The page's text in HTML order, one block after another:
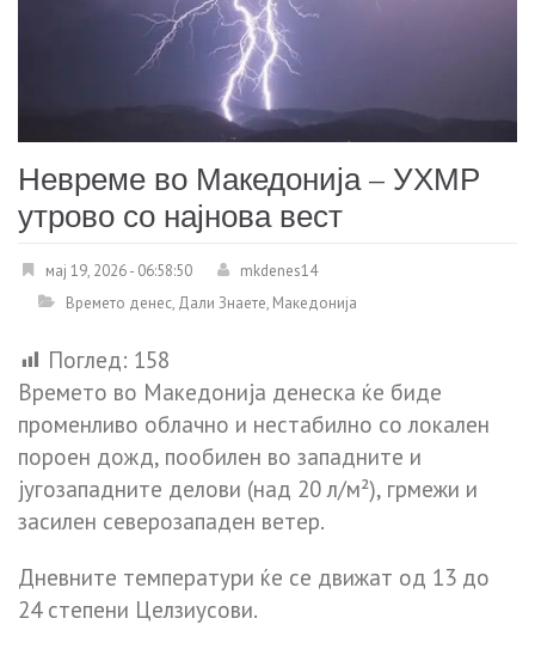
Невреме во Македонија – УХМР
утрово со најнова вест
мај 19, 2026 - 06:58:50
mkdenes14
Времето денес, Дали Знаете, Македонија
Поглед: 158
Времето во Македонија денеска ќе биде
променливо облачно и нестабилно со локален
пороен дожд, пообилен во западните и
југозападните делови (над 20 л/м²), грмежи и
засилен северозападен ветер.
Дневните температури ќе се движат од 13 до
24 степени Целзиусови.